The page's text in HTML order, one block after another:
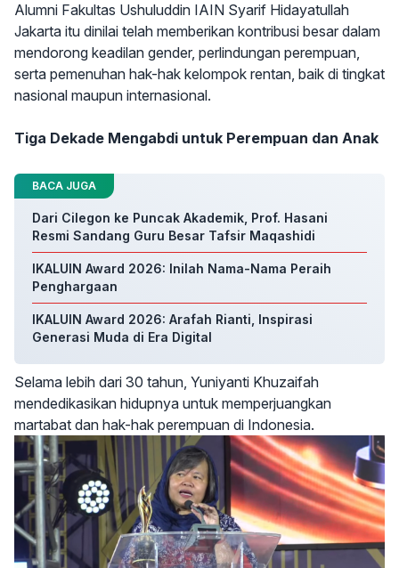
Alumni Fakultas Ushuluddin IAIN Syarif Hidayatullah
Jakarta itu dinilai telah memberikan kontribusi besar dalam
mendorong keadilan gender, perlindungan perempuan,
serta pemenuhan hak-hak kelompok rentan, baik di tingkat
nasional maupun internasional.
Tiga Dekade Mengabdi untuk Perempuan dan Anak
BACA JUGA
Dari Cilegon ke Puncak Akademik, Prof. Hasani
Resmi Sandang Guru Besar Tafsir Maqashidi
IKALUIN Award 2026: Inilah Nama-Nama Peraih
Penghargaan
IKALUIN Award 2026: Arafah Rianti, Inspirasi
Generasi Muda di Era Digital
Selama lebih dari 30 tahun, Yuniyanti Khuzaifah
mendedikasikan hidupnya untuk memperjuangkan
martabat dan hak-hak perempuan di Indonesia.